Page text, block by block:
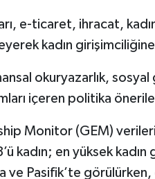
e-ticaret, ihracat,
kadın
okuryazarlık,
içeren politika
Monitor (GEM)
kadın; en yüksek
ve Pasifik’te